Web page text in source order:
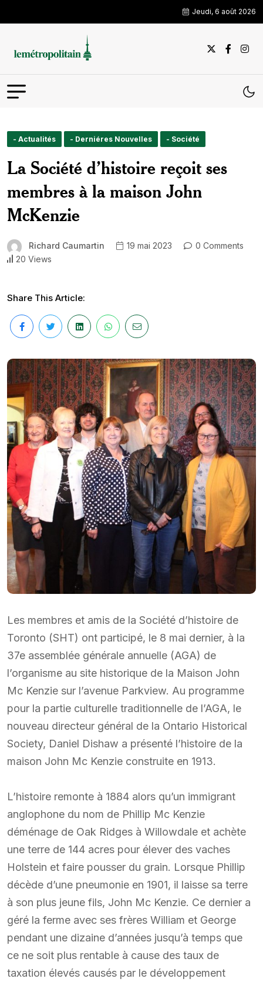
Jeudi, 6 août 2026
- Actualités - Derniéres Nouvelles - Société
La Société d’histoire reçoit ses
membres à la maison John
McKenzie
Richard Caumartin 19 mai 2023
0 Comments
20 Views
Share This Article:
Les membres et amis de la Société d’histoire de
Toronto (SHT) ont participé, le 8 mai dernier, à la
37e assemblée générale annuelle (AGA) de
l’organisme au site historique de la Maison John
Mc Kenzie sur l’avenue Parkview. Au programme
pour la partie culturelle traditionnelle de l’AGA, le
nouveau directeur général de la Ontario Historical
Society, Daniel Dishaw a présenté l’histoire de la
maison John Mc Kenzie construite en 1913.
L’histoire remonte à 1884 alors qu’un immigrant
anglophone du nom de Phillip Mc Kenzie
déménage de Oak Ridges à Willowdale et achète
une terre de 144 acres pour élever des vaches
Holstein et faire pousser du grain. Lorsque Phillip
décède d’une pneumonie en 1901, il laisse sa terre
à son plus jeune fils, John Mc Kenzie. Ce dernier a
géré la ferme avec ses frères William et George
pendant une dizaine d’années jusqu’à temps que
ce ne soit plus rentable à cause des taux de
taxation élevés causés par le développement